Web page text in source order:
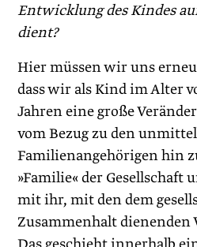
Entwicklung des Kindes
dient?
Hier müssen wir uns
dass wir als Kind im Alter
Jahren eine große
vom Bezug zu den
Familienangehörigen hin
»Familie« der
mit ihr, mit den dem
Zusammenhalt dienenden